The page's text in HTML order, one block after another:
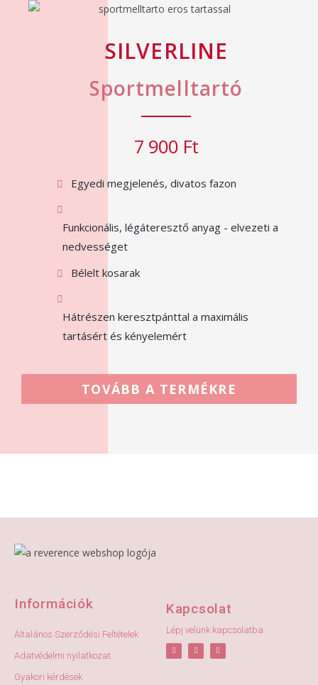
SILVERLINE
Sportmelltartó
7 900 Ft
Egyedi megjelenés, divatos fazon
Funkcionális, légáteresztő anyag - elvezeti a
nedvességet
Bélelt kosarak
Hátrészen keresztpánttal a maximális
tartásért és kényelemért
TOVÁBB A TERMÉKRE
Információk
Általános Szerződési Feltételek
Adatvédelmi nyilatkozat
Gyakori kérdések
Kapcsolat
Lépj velünk kapcsolatba